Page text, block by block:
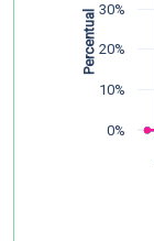
0%
10%
20%
30%
Percentual